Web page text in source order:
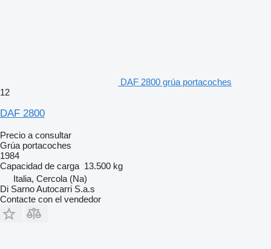
DAF 2800 grúa portacoches
12
DAF 2800
Precio a consultar
Grúa portacoches
1984
Capacidad de carga 13.500 kg
Italia, Cercola (Na)
Di Sarno Autocarri S.a.s
Contacte con el vendedor